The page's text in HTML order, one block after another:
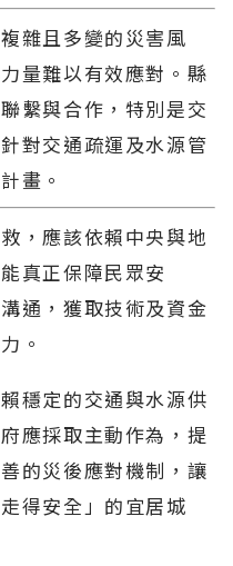
雜且多變的災害風
量難以有效應對。縣
繫與合作，特別是交
對交通疏運及水源管
畫。
，應該依賴中央與地
真正保障民眾安
通，獲取技術及資金
。
穩定的交通與水源供
應採取主動作為，提
的災後應對機制，讓
得安全」的宜居城